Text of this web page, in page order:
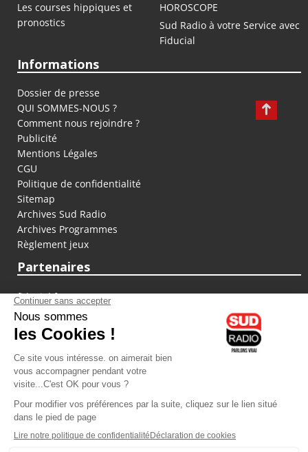
Les courses hippiques et
pronostics
HOROSCOPE
Sud Radio à votre Service avec
Fiducial
Informations
Dossier de presse
QUI SOMMES-NOUS ?
Comment nous rejoindre ?
Publicité
Mentions Légales
CGU
Politique de confidentialité
Sitemap
Archives Sud Radio
Archives Programmes
Règlement jeux
Partenaires
fiducial.fr
lyoncapitale.fr
olympique-et-lyonnais.com
L'application Iphone / Android
Téléchargez l'application
Les cookies